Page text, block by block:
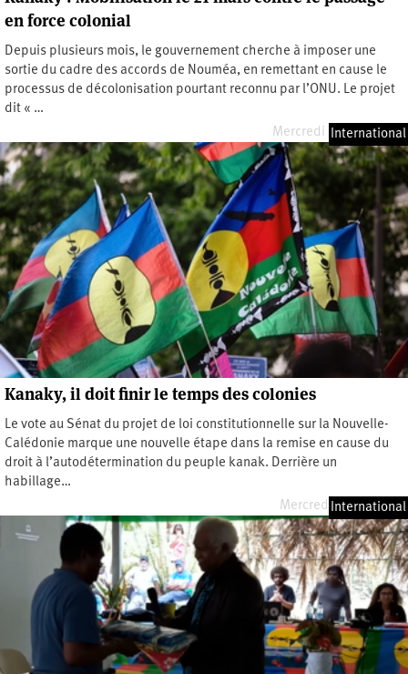
en force colonial
Depuis plusieurs mois, le gouvernement cherche à imposer une
sortie du cadre des accords de Nouméa, en remettant en cause le
processus de décolonisation pourtant reconnu par l’ONU. Le projet
dit « …
Mercredi 18 mars 2026
International
Kanaky, il doit finir le temps des colonies
Le vote au Sénat du projet de loi constitutionnelle sur la Nouvelle-
Calédonie marque une nouvelle étape dans la remise en cause du
droit à l’autodétermination du peuple kanak. Derrière un
habillage…
Mercredi 4 mars 2026
International